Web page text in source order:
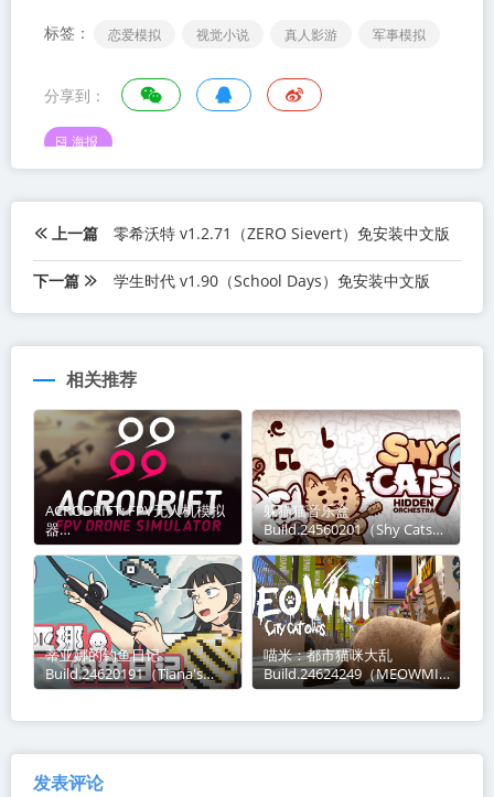
标签： 恋爱模拟 视觉小说 真人影游 军事模拟
分享到：
海报
上一篇 零希沃特 v1.2.71（ZERO Sievert）免安装中文版
下一篇 学生时代 v1.90（School Days）免安装中文版
相关推荐
ACRODRIFT: FPV无人机模拟
器
Build.24617582（ACRODRIF
T FPV Drone Simulator）免
安装中文版
躲猫猫音乐盒
Build.24560201（Shy Cats
Hidden Orchestra 2 - The
Return）免安装中文版
蒂亚娜的钓鱼日记
Build.24620191（Tiana's
Fishing Diary）免安装中文版
喵米：都市猫咪大乱
Build.24624249（MEOWMI
City Cat Chaos）免安装中文
发表评论